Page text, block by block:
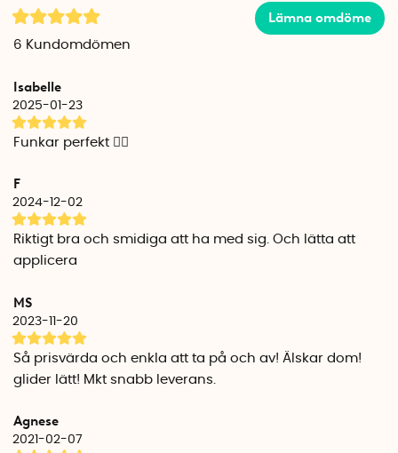
1. Montera spännbanden på en bygel som passar i storlek till
3. Justera in bygeln i något av hålen så att bygeln är
placerad bakom hjulet.
4. Fäll bygeln framåt över bakdelen av barnvagnshjulet.
5. Spänn fast bygeln genom att föra spännbandet genom
så att hjulet sitter stadigt fast i skidan. Testa gärna skidorna
på andra hjul så som hjul till skottkärran, rullstolen eller
Lämna omdöme
6 Kundomdömen
Isabelle
2025-01-23
Funkar perfekt 👌🏼
F
2024-12-02
Riktigt bra och smidiga att ha med sig. Och lätta att
applicera
MS
2023-11-20
Så prisvärda och enkla att ta på och av! Älskar dom!
glider lätt! Mkt snabb leverans.
Agnese
2021-02-07